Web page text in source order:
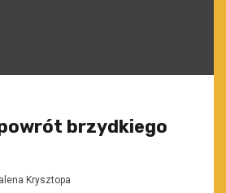
powrót brzydkiego
Krysztopa